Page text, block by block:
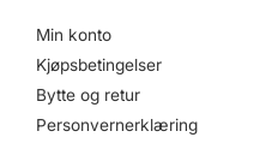
Min konto
Kjøpsbetingelser
Bytte og retur
Personvernerklæring